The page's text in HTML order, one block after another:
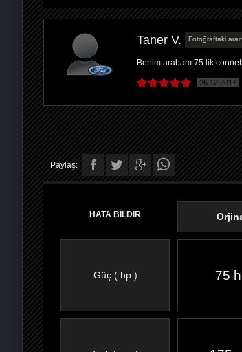
Taner V. Fotoğraftaki
Benim arabam 75 lik
26.12.2017
Paylaş:
HATA BİLDİR
Güç ( hp ) 75